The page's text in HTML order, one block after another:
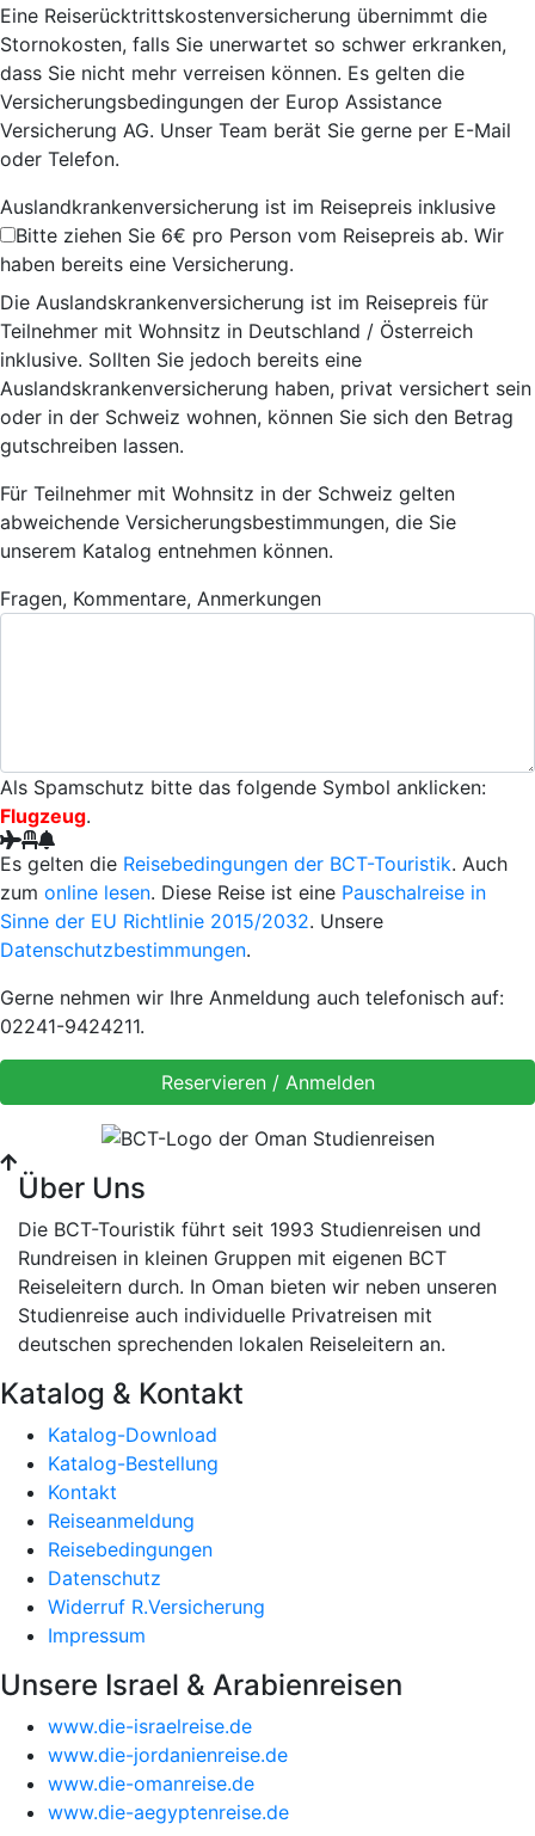
Eine Reiserücktrittskostenversicherung übernimmt die
Stornokosten, falls Sie unerwartet so schwer erkranken,
dass Sie nicht mehr verreisen können. Es gelten die
Versicherungsbedingungen der Europ Assistance
Versicherung AG. Unser Team berät Sie gerne per E-Mail
oder Telefon.
Auslandkrankenversicherung ist im Reisepreis inklusive
Bitte ziehen Sie 6€ pro Person vom Reisepreis ab. Wir
haben bereits eine Versicherung.
Die Auslandskrankenversicherung ist im Reisepreis für
Teilnehmer mit Wohnsitz in Deutschland / Österreich
inklusive. Sollten Sie jedoch bereits eine
Auslandskrankenversicherung haben, privat versichert sein
oder in der Schweiz wohnen, können Sie sich den Betrag
gutschreiben lassen.
Für Teilnehmer mit Wohnsitz in der Schweiz gelten
abweichende Versicherungsbestimmungen, die Sie
unserem Katalog entnehmen können.
Fragen, Kommentare, Anmerkungen
Als Spamschutz bitte das folgende Symbol anklicken:
Flugzeug.
Es gelten die Reisebedingungen der BCT-Touristik. Auch
zum online lesen. Diese Reise ist eine Pauschalreise in
Sinne der EU Richtlinie 2015/2032. Unsere
Datenschutzbestimmungen.
Gerne nehmen wir Ihre Anmeldung auch telefonisch auf:
02241-9424211.
Über Uns
Die BCT-Touristik führt seit 1993 Studienreisen und
Rundreisen in kleinen Gruppen mit eigenen BCT
Reiseleitern durch. In Oman bieten wir neben unseren
Studienreise auch individuelle Privatreisen mit
deutschen sprechenden lokalen Reiseleitern an.
Katalog & Kontakt
Katalog-Download
Katalog-Bestellung
Kontakt
Reiseanmeldung
Reisebedingungen
Datenschutz
Widerruf R.Versicherung
Impressum
Unsere Israel & Arabienreisen
www.die-israelreise.de
www.die-jordanienreise.de
www.die-omanreise.de
www.die-aegyptenreise.de